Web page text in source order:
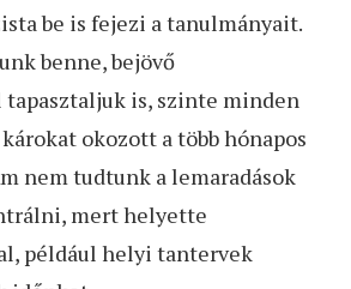
be is fejezi a tanulmányait.
benne, bejövő
is, szinte minden
okozott a több hónapos
nem tudtunk a lemaradások
mert helyette
például helyi tantervek